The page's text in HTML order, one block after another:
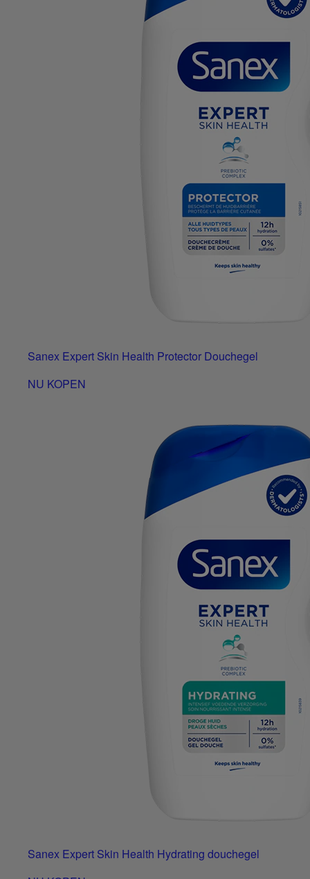
Sanex Expert Skin Health Protector Douchegel
NU KOPEN
Sanex Expert Skin Health Hydrating douchegel